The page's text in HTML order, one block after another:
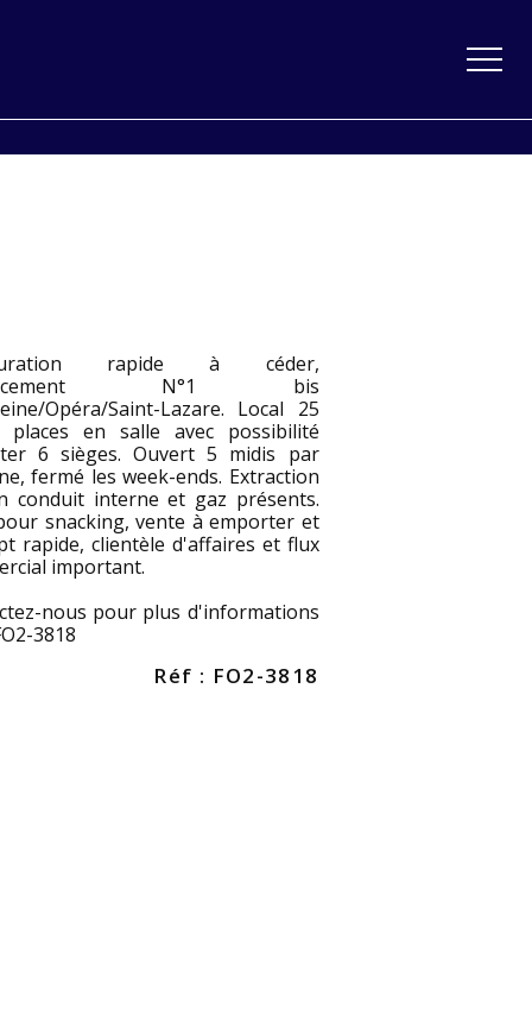
rapide à céder,
N°1 bis
Opéra/Saint-Lazare. Local 25
places en salle avec possibilité
6 sièges. Ouvert 5 midis par
fermé les week-ends. Extraction
conduit interne et gaz présents.
snacking, vente à emporter et
rapide, clientèle d'affaires et flux
important.
nous pour plus d'informations
3818
Réf : FO2-3818